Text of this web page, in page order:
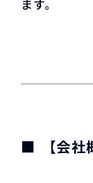
ます。
【会社